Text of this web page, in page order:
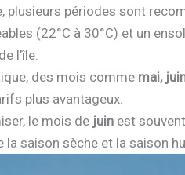
plusieurs périodes sont
(22°C à 30°C) et un
l’île.
des mois comme mai,
plus avantageux.
le mois de juin est
saison sèche et la saison